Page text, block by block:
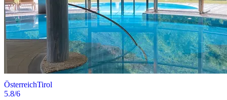
ÖsterreichTirol
5.8/6